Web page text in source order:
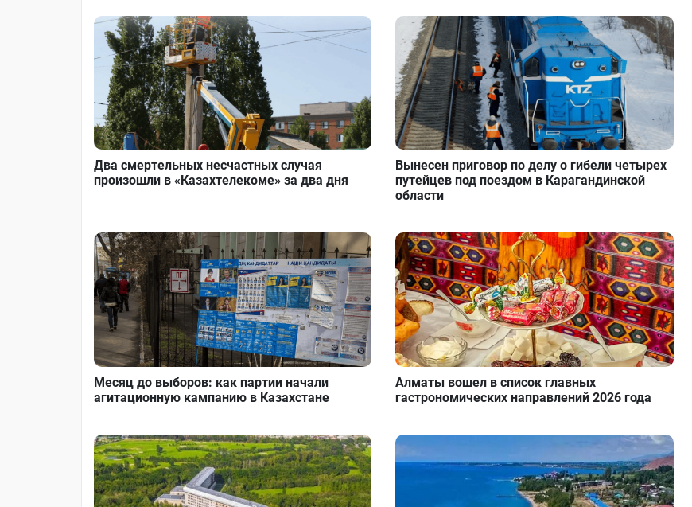
Два смертельных несчастных случая
произошли в «Казахтелекоме» за два дня
Вынесен приговор по делу о гибели четырех
путейцев под поездом в Карагандинской
области
Месяц до выборов: как партии начали
агитационную кампанию в Казахстане
Алматы вошел в список главных
гастрономических направлений 2026 года